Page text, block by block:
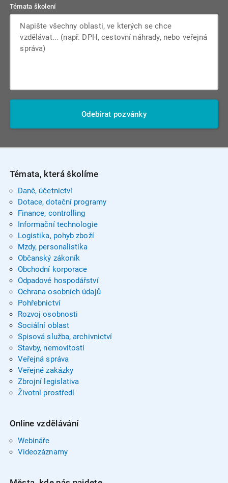
Témata školení
Odebírat pozvánky
Témata, která školíme
Daně, účetnictví
Dotace, dotační programy
Finance, controlling
Informační technologie
Logistika, pohyb zboží
Mzdy, personalistika
Občanský zákoník
Obchodní korporace
Odpadové hospodářství
Ochrana osobních údajů
Pohřebnictví
Rozvoj osobnosti
Sociální oblast
Spisová služba, archivnictví
Stavby, nemovitosti
Veřejná správa
Veřejné zakázky
Zbrojní legislativa
Životní prostředí
Online vzdělávání
Webináře
Videozáznamy